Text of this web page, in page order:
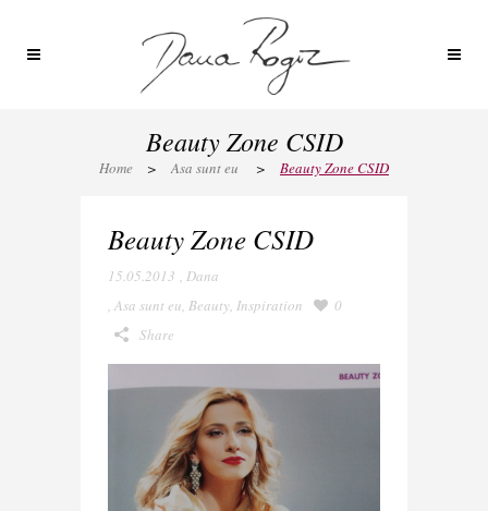
Beauty Zone CSID
Home > Asa sunt eu > Beauty Zone CSID
Beauty Zone CSID
15.05.2013 , Dana
, Asa sunt eu, Beauty, Inspiration
0
Share